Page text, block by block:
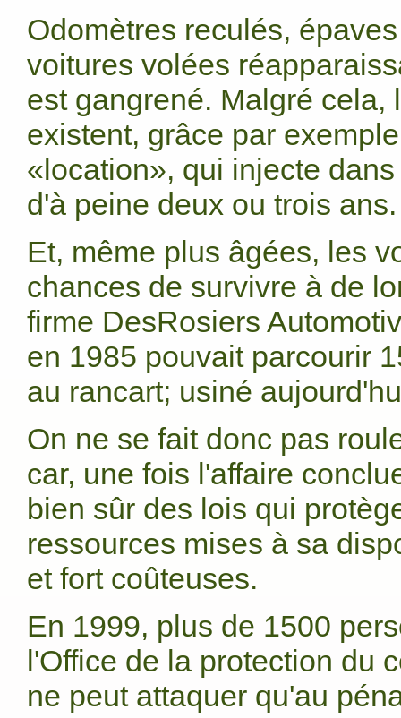
Odomètres reculés,
voitures volées
est gangrené. Malgré
existent, grâce par
«location», qui injecte
d'à peine deux ou trois ans.
Et, même plus âgées, les
chances de survivre à de
firme DesRosiers
en 1985 pouvait parcourir
au rancart; usiné
On ne se fait donc pas
car, une fois l'affaire
bien sûr des lois qui
ressources mises à sa
et fort coûteuses.
En 1999, plus de 1500
l'Office de la protection du
ne peut attaquer qu'au